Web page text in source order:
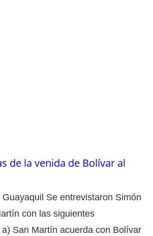
de la venida de Bolívar al
Se entrevistaron Simón
con las siguientes
San Martín acuerda con Bolívar